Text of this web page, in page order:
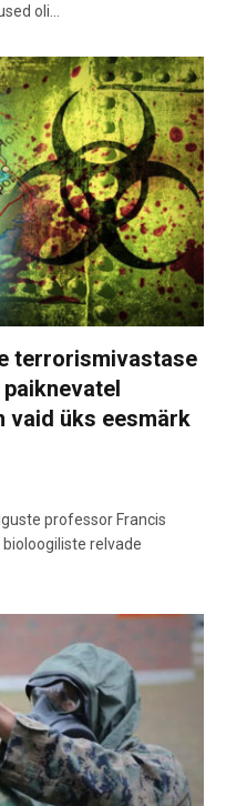
oli…
terrorismivastase
vaid üks eesmärk
professor Francis
relvade